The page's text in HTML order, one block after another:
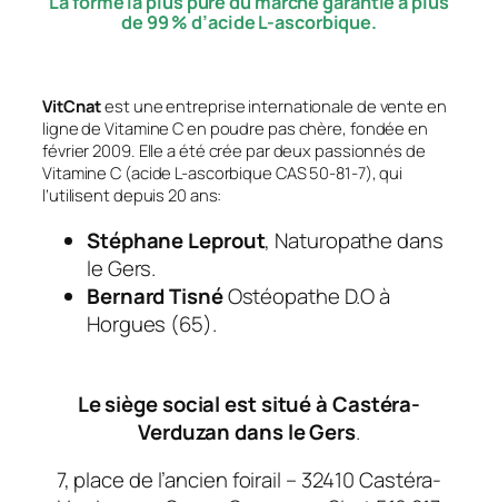
de 99 % d’acide L-ascorbique.
VitCnatest une entreprise internationale de vente en
ligne de Vitamine C en poudre pas chère, fondée en
février 2009. Elle a été crée par deux passionnés de
Vitamine C (acide L-ascorbique CAS 50-81-7), qui
l’utilisent depuis 20 ans:
Stéphane Leprout, Naturopathe dans
le Gers.
Bernard TisnéOstéopathe D.O à
Horgues (65).
Le siège social est situé à Castéra-
Verduzan dans le Gers.
7, place de l’ancien foirail – 32410 Castéra-